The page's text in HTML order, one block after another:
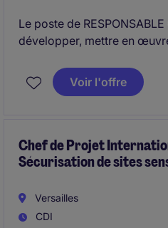
Le poste de
développer, mettre en
groupe international.
Voir l'offre
Chef de Projet
Sécurisation de sites
Versailles
CDI